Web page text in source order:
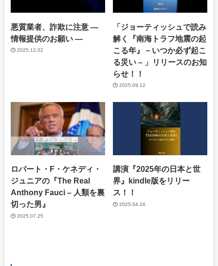
悪質業者、詐欺に注意 ―
情報提供のお願い ―
2025.12.02
「ジョーティッシュで読み
解く『南海トラフ地震の起
こる年』－いつか必ず起こ
る災い – 」リリースのお知
らせ！！
2025.09.12
ロバート・F・ケネディ・
ジュニアの『The Real
Anthony Fauci – 人類を裏
切った男』
2025.07.25
講演『2025年の日本と世
界』kindle版をリリー
ス！！
2025.04.16